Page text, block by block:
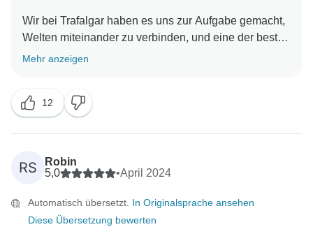
Wir bei Trafalgar haben es uns zur Aufgabe gemacht,
Welten miteinander zu verbinden, und eine der besten
Möglichkeiten, dies zu erreichen, sind unsere
sorgfältig ausgewählten Reiseziele und Aktivitäten
gefallen haben und zu einem wirklich
unvergesslichen Erlebnis für Ihre Familie beigetragen
haben. Es war uns ein Vergnügen, Sie als unsere
Gäste zu haben, und wir freuen uns darauf, Sie in
Mehr anzeigen
12
RS
Robin
5,0
•April 2024
Automatisch übersetzt. In Originalsprache ansehen
Diese Übersetzung bewerten